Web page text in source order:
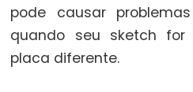
(Diferença)
String
[]
pode causar
quando seu sketch
placa diferente.